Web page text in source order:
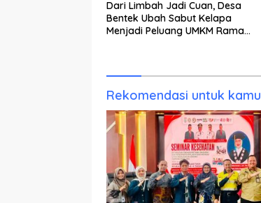
Dari Limbah Jadi Cuan, Desa
Bentek Ubah Sabut Kelapa
Menjadi Peluang UMKM Ramah
Rekomendasi untuk kamu